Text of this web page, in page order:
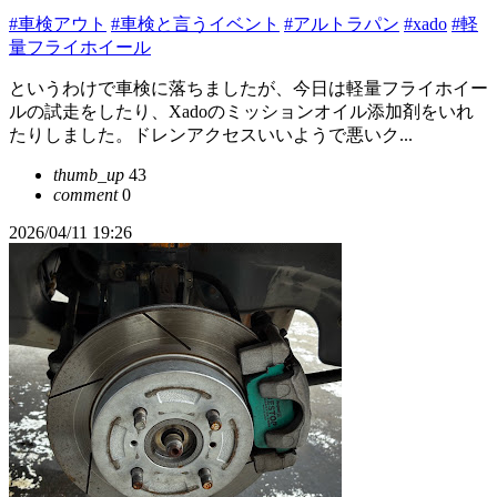
#車検アウト #車検と言うイベント #アルトラパン #xado #軽
量フライホイール
というわけで車検に落ちましたが、今日は軽量フライホイー
ルの試走をしたり、Xadoのミッションオイル添加剤をいれ
たりしました。ドレンアクセスいいようで悪いク...
thumb_up 43
comment0
2026/04/11 19:26